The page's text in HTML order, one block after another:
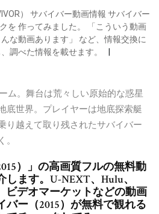
） サバイバー動画情報 サバイバー
を 作ってみました。 「こういう動画
な動画あります」 など、情報交換に
調べた情報を載せます。
ム。舞台は荒々しい原始的な惑星
底世界。プレイヤーは地底探索艇
り越えて取り残されたサバイバー
。
）」の高画質フルの無料動
ます。U-NEXT、Hulu、
ビデオマーケットなどの動画
ー（2015）が無料で観れる